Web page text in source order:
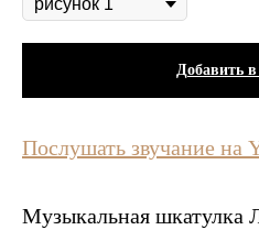
Добавить
Послушать звучание на
Музыкальная шкатулка